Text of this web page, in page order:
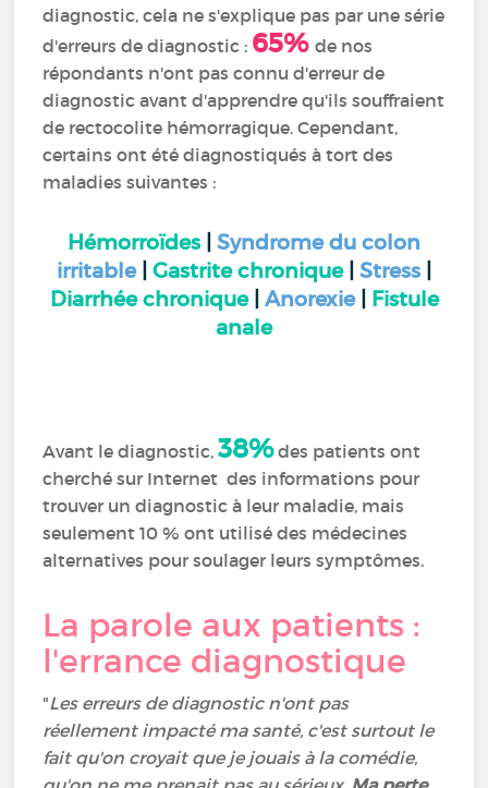
diagnostic, cela ne s'explique pas par une série
d'erreurs de diagnostic : 65%de nos
répondants n'ont pas connu d'erreur de
diagnostic avant d'apprendre qu'ils souffraient
de rectocolite hémorragique. Cependant,
certains ont été diagnostiqués à tort des
maladies suivantes :
Hémorroïdes
Syndrome du colon
irritable
Gastrite chronique Stress
Diarrhée chronique| Anorexie|
Fistule
anale
Avant le diagnostic,38%des patients ont
cherché sur Internet des informations pour
trouver un diagnostic à leur maladie, mais
seulement 10 % ont utilisé des médecines
alternatives pour soulager leurs symptômes.
La parole aux patients :
l'errance diagnostique
"Les erreurs de diagnostic n'ont pas
réellement impacté ma santé, c'est surtout le
fait qu'on croyait que je jouais à la comédie,